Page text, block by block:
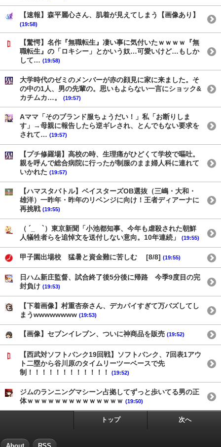
【速報】森平麗心さん、肌着が見えてしまう【画像あり】
(19:58)
【驚愕】名作『無職転生』凄い事に気付いたｗｗｗｗ『無
職転生』の「ロキシー」とかいう奴…可愛いけど…もしか
して… (19:58)
大学時代のゼミのメンバーが赤の顔見に家に来ました。そ
の中の1人、男の先輩の。思いもよらない一言にショック&
カチムカ…。
(19:57)
Aママ「そのブランド服ちょうだい！」私「お断りしま
す」→母親に報告したら逆ギレされ、とんでもない要求を
されて… (19:57)
【プチ修羅場】高校の時、生理痛がひどくて学校で嘔吐。
親を呼んで総合病院に行ったが制服のまま婦人科に連れて
いかれた (19:57)
【ハマスタバトル】ベイスターズOB選抜（三嶋・大和・
雄洋）一昨年・昨年のリベンジに向け！王者ディアーナに
再挑戦 (19:55)
（ ´_ゝ`）東京新聞「小池都知事、今年も虐殺された朝鮮
人犠牲者らを追悼文を送付しない意向。10年連続」
(19:55)
甲子園出場校 猛暑と資金難に苦しむ [8/8] (19:55)
日ハム新庄監督、試合終了後5分後に帰路 今季9度目の完
封負け (19:53)
【下着画像】村重杏奈さん、デカパイすぎて万バズしてし
まうwwwwwwww (19:53)
【画像】セブンイレブン、ついに神商品を販売 (19:52)
【西武対ソフトバンク19回戦】ソフトバンク、7回表1アウ
ト二塁から谷川原のタイムリーツーベースで先
制！！！！！！！！！！！！
(19:52)
ジムのランニングマシーン占拠してずっと歩いてる男の正
体ｗｗｗｗｗｗｗｗｗｗｗｗｗｗ (19:50)
トップ 次へ